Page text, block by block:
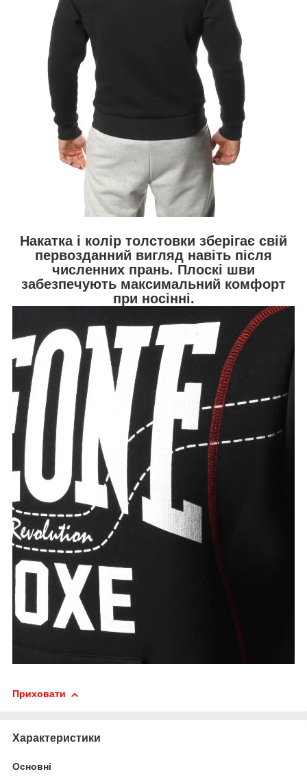
Накатка і колір толстовки зберігає свій
первозданний вигляд навіть після
численних прань. Плоскі шви
забезпечують максимальний комфорт
при носінні.
Приховати
Характеристики
Основні